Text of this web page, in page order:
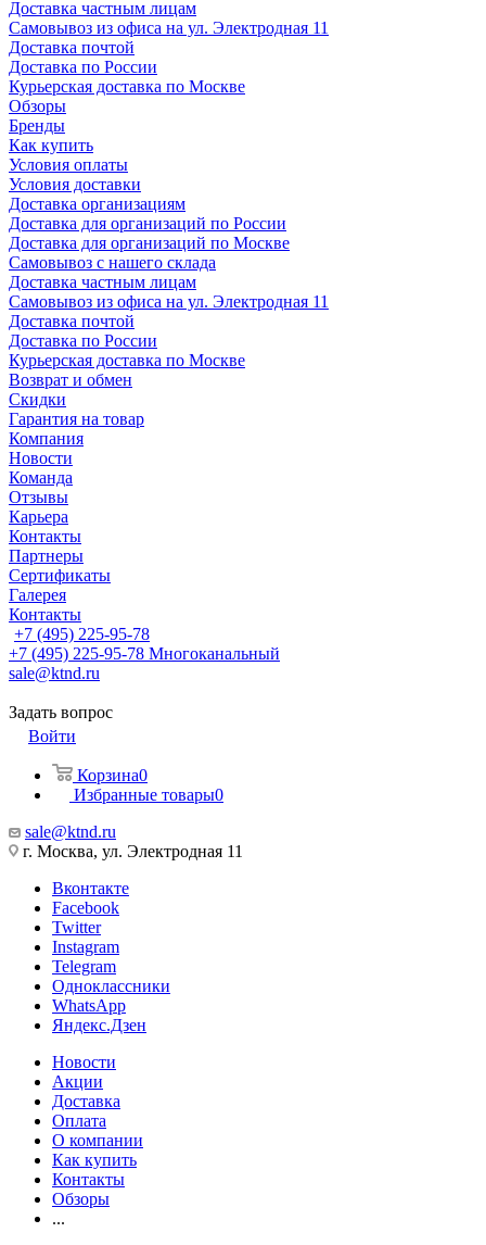
Доставка частным лицам
Самовывоз из офиса на ул. Электродная 11
Доставка почтой
Доставка по России
Курьерская доставка по Москве
Обзоры
Бренды
Как купить
Условия оплаты
Условия доставки
Доставка организациям
Доставка для организаций по России
Доставка для организаций по Москве
Самовывоз с нашего склада
Доставка частным лицам
Самовывоз из офиса на ул. Электродная 11
Доставка почтой
Доставка по России
Курьерская доставка по Москве
Возврат и обмен
Скидки
Гарантия на товар
Компания
Новости
Команда
Отзывы
Карьера
Контакты
Партнеры
Сертификаты
Галерея
Контакты
+7 (495) 225-95-78
+7 (495) 225-95-78 Многоканальный
sale@ktnd.ru
Задать вопрос
Войти
Корзина0
Избранные товары0
sale@ktnd.ru
г. Москва, ул. Электродная 11
Вконтакте
Facebook
Twitter
Instagram
Telegram
Одноклассники
WhatsApp
Яндекс.Дзен
Новости
Акции
Доставка
Оплата
О компании
Как купить
Контакты
Обзоры
...